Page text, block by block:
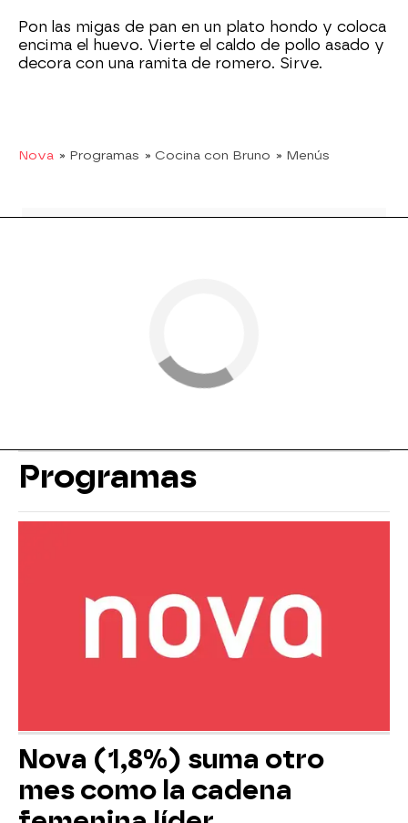
Pon las migas de pan en un plato hondo y coloca
encima el huevo. Vierte el caldo de pollo asado y
decora con una ramita de romero. Sirve.
Nova » Programas » Cocina con Bruno » Menús
Programas
Nova (1,8%) suma otro
mes como la cadena